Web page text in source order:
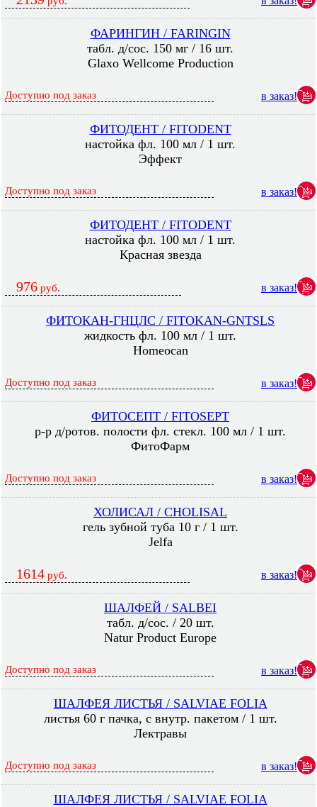
ФАРИНГИН / FARINGIN
табл. д/сос. 150 мг / 16 шт.
Glaxo Wellcome Production
Доступно под заказ в заказ!
ФИТОДЕНТ / FITODENT
настойка фл. 100 мл / 1 шт.
Эффект
Доступно под заказ в заказ!
ФИТОДЕНТ / FITODENT
настойка фл. 100 мл / 1 шт.
Красная звезда
976 руб. в заказ!
ФИТОКАН-ГНЦЛС / FITOKAN-GNTSLS
жидкость фл. 100 мл / 1 шт.
Homeocan
Доступно под заказ в заказ!
ФИТОСЕПТ / FITOSEPT
р-р д/ротов. полости фл. стекл. 100 мл / 1 шт.
ФитоФарм
Доступно под заказ в заказ!
ХОЛИСАЛ / CHOLISAL
гель зубной туба 10 г / 1 шт.
Jelfa
1614 руб. в заказ!
ШАЛФЕЙ / SALBEI
табл. д/сос. / 20 шт.
Natur Product Europe
Доступно под заказ в заказ!
ШАЛФЕЯ ЛИСТЬЯ / SALVIAE FOLIA
листья 60 г пачка, с внутр. пакетом / 1 шт.
Лектравы
Доступно под заказ в заказ!
ШАЛФЕЯ ЛИСТЬЯ / SALVIAE FOLIA